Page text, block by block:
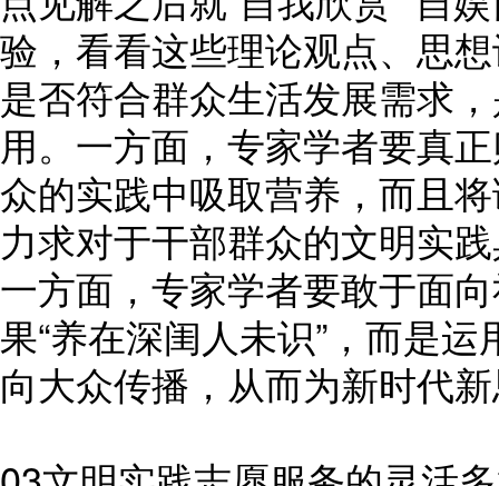
验，看看这些理论观点、思
是否符合群众生活发展需求
用。一方面，专家学者要真
众的实践中吸取营养，而且
力求对于干部群众的文明实
一方面，专家学者要敢于面
果“养在深闺人未识”，而是
向大众传播，从而为新时代